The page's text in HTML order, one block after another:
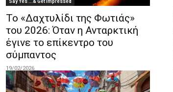
Say Yes ...& Get Impressed
Το «Δαχτυλίδι της Φωτιάς»
του 2026: Όταν η Ανταρκτική
έγινε το επίκεντρο του
σύμπαντος
19/02/2026